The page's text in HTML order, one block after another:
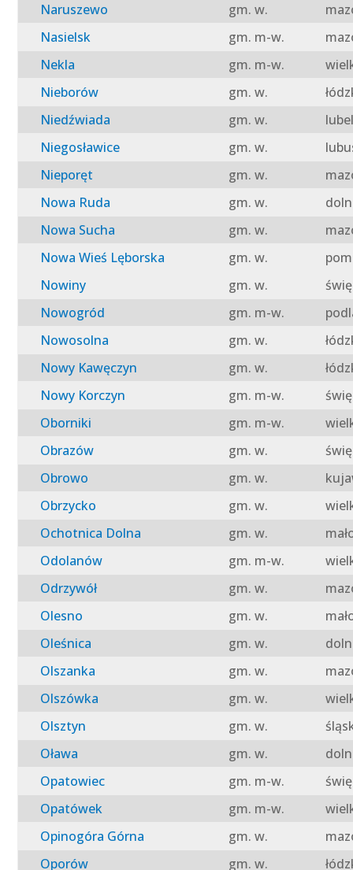
Naruszewo
gm. w.
Nasielsk
gm. m-w.
Nekla
gm. m-w.
Nieborów
gm. w.
Niedźwiada
gm. w.
Niegosławice
gm. w.
Nieporęt
gm. w.
Nowa Ruda
gm. w.
Nowa Sucha
gm. w.
Nowa Wieś Lęborska
gm. w.
Nowiny
gm. w.
Nowogród
gm. m-w.
Nowosolna
gm. w.
Nowy Kawęczyn
gm. w.
Nowy Korczyn
gm. m-w.
Oborniki
gm. m-w.
Obrazów
gm. w.
Obrowo
gm. w.
Obrzycko
gm. w.
Ochotnica Dolna
gm. w.
Odolanów
gm. m-w.
Odrzywół
gm. w.
Olesno
gm. w.
Oleśnica
gm. w.
Olszanka
gm. w.
Olszówka
gm. w.
Olsztyn
gm. w.
Oława
gm. w.
Opatowiec
gm. m-w.
Opatówek
gm. m-w.
Opinogóra Górna
gm. w.
Oporów
gm. w.